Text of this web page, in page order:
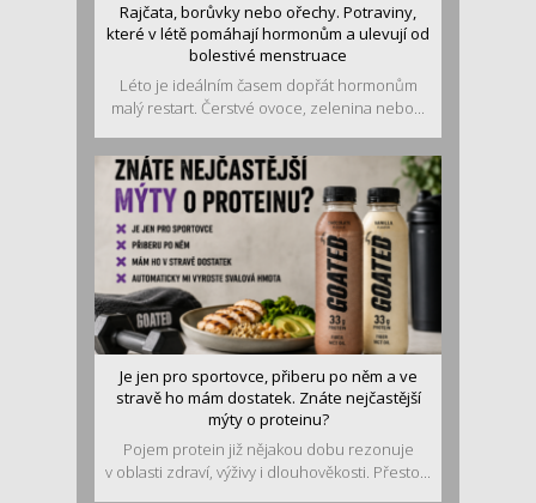
Rajčata, borůvky nebo ořechy. Potraviny,
které v létě pomáhají hormonům a ulevují od
bolestivé menstruace
Léto je ideálním časem dopřát hormonům
malý restart. Čerstvé ovoce, zelenina nebo...
Je jen pro sportovce, přiberu po něm a ve
stravě ho mám dostatek. Znáte nejčastější
mýty o proteinu?
Pojem protein již nějakou dobu rezonuje
v oblasti zdraví, výživy i dlouhověkosti. Přesto...